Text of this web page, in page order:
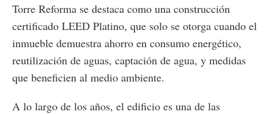
Torre Reforma se destaca como una construcción
certificado LEED Platino, que solo se otorga cuando el
inmueble demuestra ahorro en consumo energético,
reutilización de aguas, captación de agua, y medidas
que beneficien al medio ambiente.
A lo largo de los años, el edificio es una de las